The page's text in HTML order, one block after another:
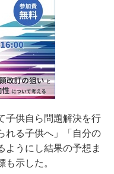
子供自ら問題解決を行
れる子供へ」「自分の
ようにし結果の予想ま
示した。